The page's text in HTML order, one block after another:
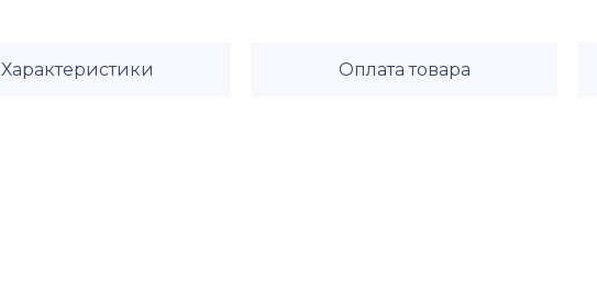
Характеристики Оплата товара